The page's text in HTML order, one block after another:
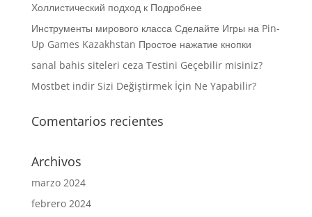
Холлистический подход к Подробнее
Инструменты мирового класса Сделайте Игры на Pin-
Up Games Kazakhstan Простое нажатие кнопки
sanal bahis siteleri ceza Testini Geçebilir misiniz?
Mostbet indir Sizi Değiştirmek İçin Ne Yapabilir?
Comentarios recientes
Archivos
marzo 2024
febrero 2024